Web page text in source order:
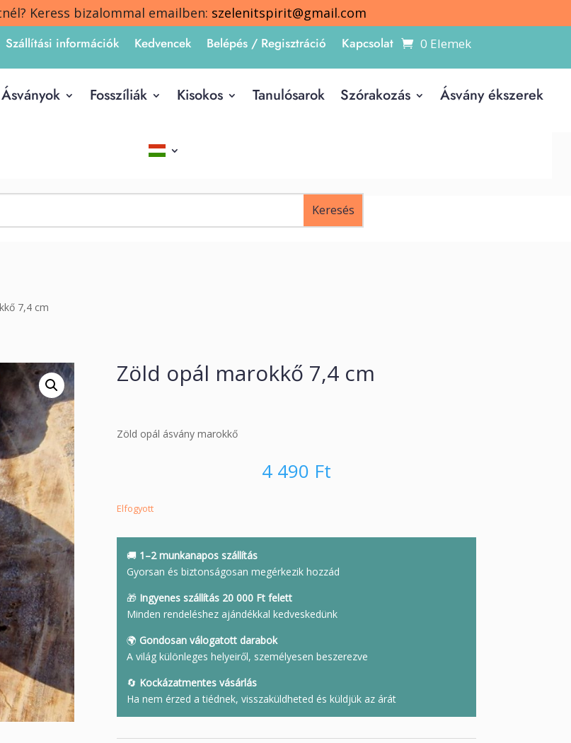
Keress bizalommal emailben: szelenitspirit@gmail.com
Szállítási információk Kedvencek Belépés / Regisztráció Kapcsolat 0 Elemek
Ásványok Fosszíliák Kisokos Tanulósarok Szórakozás Ásvány ékszerek
7,4 cm
Zöld opál marokkő 7,4 cm
Zöld opál ásvány marokkő
4 490 Ft
Elfogyott
🚚 1–2 munkanapos szállítás
Gyorsan és biztonságosan megérkezik hozzád
🎁 Ingyenes szállítás 20 000 Ft felett
Minden rendeléshez ajándékkal kedveskedünk
🌍 Gondosan válogatott darabok
A világ különleges helyeiről, személyesen beszerezve
🔄 Kockázatmentes vásárlás
Ha nem érzed a tiédnek, visszaküldheted és küldjük az árát